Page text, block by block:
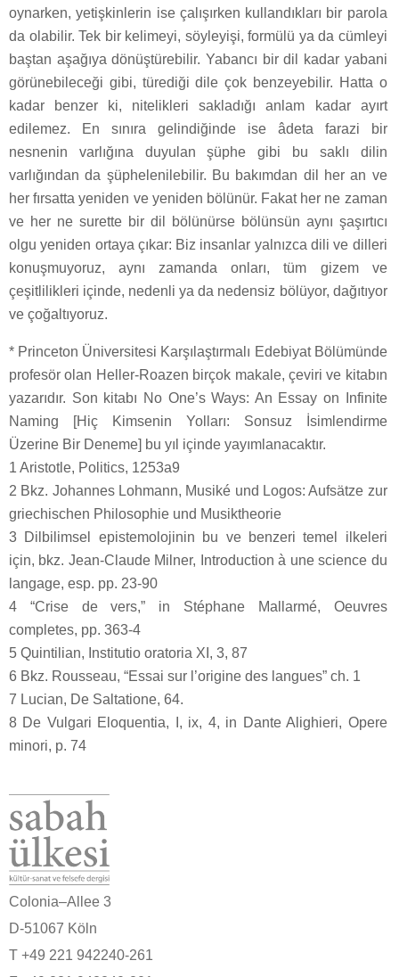
oynarken, yetişkinlerin ise çalışırken kullandıkları bir parola
da olabilir. Tek bir kelimeyi, söyleyişi, formülü ya da cümleyi
baştan aşağıya dönüştürebilir. Yabancı bir dil kadar yabani
görünebileceği gibi, türediği dile çok benzeyebilir. Hatta o
kadar benzer ki, nitelikleri sakladığı anlam kadar ayırt
edilemez. En sınıra gelindiğinde ise âdeta farazi bir
nesnenin varlığına duyulan şüphe gibi bu saklı dilin
varlığından da şüphelenilebilir. Bu bakımdan dil her an ve
her fırsatta yeniden ve yeniden bölünür. Fakat her ne zaman
ve her ne surette bir dil bölünürse bölünsün aynı şaşırtıcı
olgu yeniden ortaya çıkar: Biz insanlar yalnızca dili ve dilleri
konuşmuyoruz, aynı zamanda onları, tüm gizem ve
çeşitlilikleri içinde, nedenli ya da nedensiz bölüyor, dağıtıyor
ve çoğaltıyoruz.
* Princeton Üniversitesi Karşılaştırmalı Edebiyat Bölümünde
profesör olan Heller-Roazen birçok makale, çeviri ve kitabın
yazarıdır. Son kitabı No One’s Ways: An Essay on Infinite
Naming [Hiç Kimsenin Yolları: Sonsuz İsimlendirme
Üzerine Bir Deneme] bu yıl içinde yayımlanacaktır.
1 Aristotle, Politics, 1253a9
2 Bkz. Johannes Lohmann, Musiké und Logos: Aufsätze zur
griechischen Philosophie und Musiktheorie
3 Dilbilimsel epistemolojinin bu ve benzeri temel ilkeleri
için, bkz. Jean-Claude Milner, Introduction à une science du
langage, esp. pp. 23-90
4 “Crise de vers,” in Stéphane Mallarmé, Oeuvres
completes, pp. 363-4
5 Quintilian, Institutio oratoria XI, 3, 87
6 Bkz. Rousseau, “Essai sur l’origine des langues” ch. 1
7 Lucian, De Saltatione, 64.
8 De Vulgari Eloquentia, I, ix, 4, in Dante Alighieri, Opere
minori, p. 74
Colonia–Allee 3
D-51067 Köln
T +49 221 942240-261